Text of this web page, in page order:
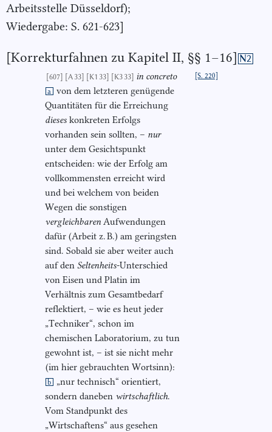
Arbeitsstelle Düsseldorf);
Wiedergabe: S. 621-623]
[Korrekturfahnen zu Kapitel II, §§ 1–16] N2
[607] [A 33] [K1 33] [K3 33] [S. 220]
in concreto
a
von dem letzteren genügende
Quantitäten für die Erreichung
dieses konkreten Erfolgs
vorhanden sein sollten, – nur
unter dem Gesichtspunkt
entscheiden: wie der Erfolg am
vollkommensten erreicht wird
und bei welchem von beiden
Wegen die sonstigen
vergleichbarenAufwendungen
dafür (Arbeit z. B.) am geringsten
sind. Sobald sie aber weiter auch
auf den Seltenheits-Unterschied
von Eisen und Platin im
Verhältnis zum Gesamtbedarf
reflektiert, – wie es heut jeder
„Techniker“, schon im
chemischen Laboratorium, zu tun
gewohnt ist, – ist sie nicht mehr
(im hier gebrauchten Wortsinn):
b
„nur technisch“ orientiert,
sondern daneben wirtschaftlich.
Vom Standpunkt des
„Wirtschaftens“ aus gesehen